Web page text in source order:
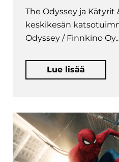
The Odyssey ja
keskikesän
Odyssey / Finnkino
Lue lisää